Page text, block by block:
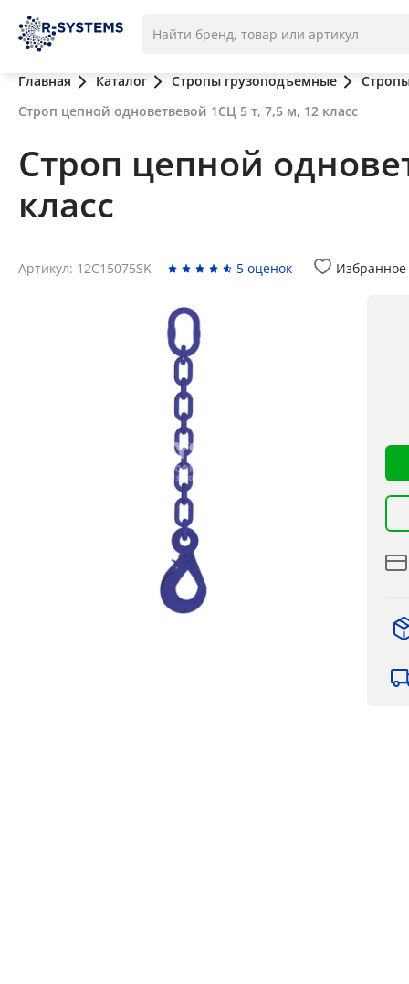
Главная Каталог Стропы грузоподъемные
Строп цепной одноветвевой 1СЦ 5 т, 7,5 м, 12 класс
Строп цепной
класс
Артикул: 12C15075SK 5 оценок Избранное